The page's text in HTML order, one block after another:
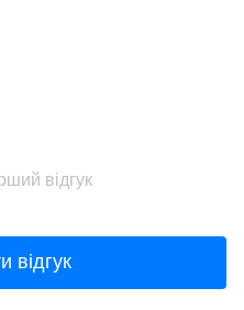
відгук
відгук